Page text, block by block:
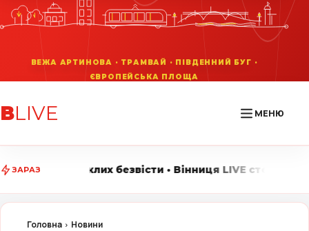
ВLIVE МЕНЮ
ЗАРАЗ
безвісти • Вінниця LIVE стежить за головними
Головна Новини